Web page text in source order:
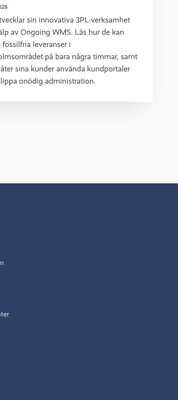
sin innovativa 3PL-verksamhet
av Ongoing WMS. Läs hur de kan
fossilfria leveranser i
på bara några timmar, samt
sina kunder använda kundportaler
onödig administration.